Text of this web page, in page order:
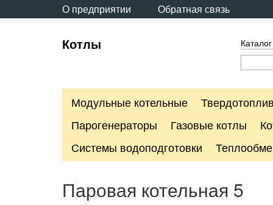
О предприятии Обратная связь
Котлы
Модульные котельные
Парогенераторы
Газовые котлы
Системы водоподготовки
Паровая котельная 5